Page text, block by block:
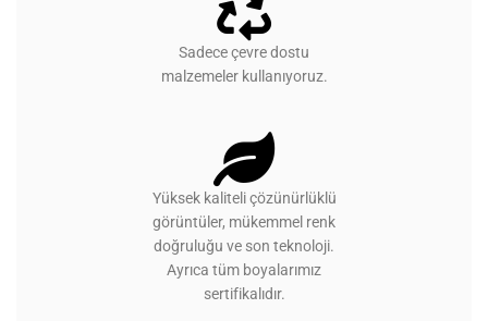
Sadece çevre dostu
malzemeler kullanıyoruz.
Yüksek kaliteli çözünürlüklü
görüntüler, mükemmel renk
doğruluğu ve son teknoloji.
Ayrıca tüm boyalarımız
sertifikalıdır.